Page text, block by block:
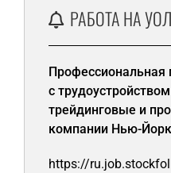
РАБОТА НА
Профессиональная
с
трейдинговые и
компании Нью-
https://